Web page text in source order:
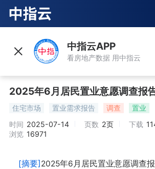
中指云APP
看房地产数据 用中指云
2025年6月居民置业意愿调查报
住宅市场 置业需求报告 调查
置业
时间 2025-07-14 页数 2页 下载
浏览 16971
[摘要]2025年6月居民置业意愿调查